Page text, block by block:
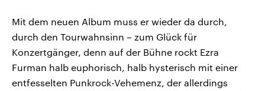
Mit dem neuen Album muss er wieder da durch,
durch den Tourwahnsinn – zum Glück für
Konzertgänger, denn auf der Bühne rockt Ezra
Furman halb euphorisch, halb hysterisch mit einer
entfesselten Punkrock-Vehemenz, der allerdings